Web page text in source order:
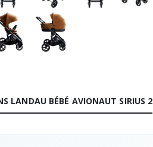
LANDAU BÉBÉ AVIONAUT SIRIUS 2